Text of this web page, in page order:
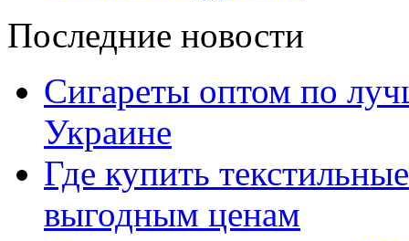
Последние новости
Сигареты оптом по
Украине
Где купить
выгодным ценам